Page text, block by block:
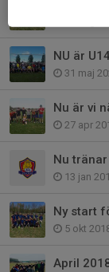
NU är
31 maj
Nu är vi
27 apr
Nu
13 jan
Ny start
5 okt
April